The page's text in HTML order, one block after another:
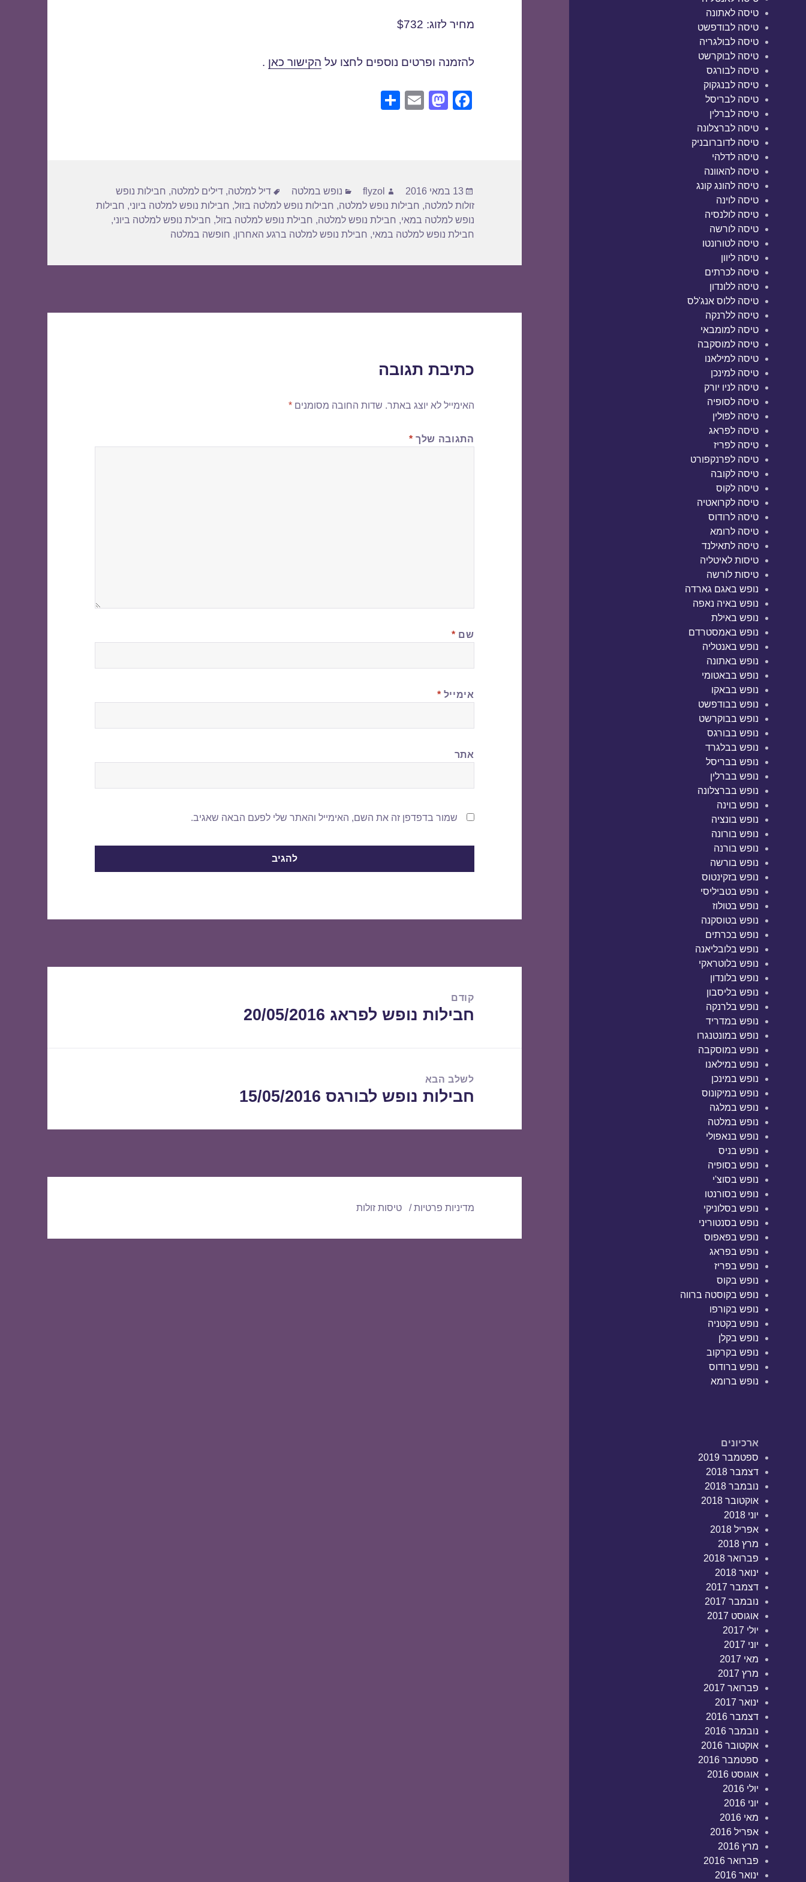
טיסה לאתונה
טיסה לבודפשט
טיסה לבולגריה
טיסה לבוקרשט
טיסה לבורגס
טיסה לבנגקוק
טיסה לבריסל
טיסה לברלין
טיסה לברצלונה
טיסה לדוברובניק
טיסה לדלהי
טיסה להאוונה
טיסה להונג קונג
טיסה לוינה
טיסה לולנסיה
טיסה לורשה
טיסה לטורונטו
טיסה ליוון
טיסה לכרתים
טיסה ללונדון
טיסה ללוס אנג'לס
טיסה ללרנקה
טיסה למומבאי
טיסה למוסקבה
טיסה למילאנו
טיסה למינכן
טיסה לניו יורק
טיסה לסופיה
טיסה לפולין
טיסה לפראג
טיסה לפריז
טיסה לפרנקפורט
טיסה לקובה
טיסה לקוס
טיסה לקרואטיה
טיסה לרודוס
טיסה לרומא
טיסה לתאילנד
טיסות לאיטליה
טיסות לורשה
נופש באגם גארדה
נופש באיה נאפה
נופש באילת
נופש באמסטרדם
נופש באנטליה
נופש באתונה
נופש בבאטומי
נופש בבאקו
נופש בבודפשט
נופש בבוקרשט
נופש בבורגס
נופש בבלגרד
נופש בבריסל
נופש בברלין
נופש בברצלונה
נופש בוינה
נופש בונציה
נופש בורונה
נופש בורנה
נופש בורשה
נופש בזקינטוס
נופש בטביליסי
נופש בטולוז
נופש בטוסקנה
נופש בכרתים
נופש בלובליאנה
נופש בלוטראקי
נופש בלונדון
נופש בליסבון
נופש בלרנקה
נופש במדריד
נופש במונטנגרו
נופש במוסקבה
נופש במילאנו
נופש במינכן
נופש במיקונוס
נופש במלגה
נופש במלטה
נופש בנאפולי
נופש בניס
נופש בסופיה
נופש בסוצ'י
נופש בסורנטו
נופש בסלוניקי
נופש בסנטוריני
נופש בפאפוס
נופש בפראג
נופש בפריז
נופש בקוס
נופש בקוסטה ברווה
נופש בקורפו
נופש בקטניה
נופש בקלן
נופש בקרקוב
נופש ברודוס
נופש ברומא
ארכיונים
ספטמבר 2019
דצמבר 2018
נובמבר 2018
אוקטובר 2018
יוני 2018
אפריל 2018
מרץ 2018
פברואר 2018
ינואר 2018
דצמבר 2017
נובמבר 2017
אוגוסט 2017
יולי 2017
יוני 2017
מאי 2017
מרץ 2017
פברואר 2017
ינואר 2017
דצמבר 2016
נובמבר 2016
אוקטובר 2016
ספטמבר 2016
אוגוסט 2016
יולי 2016
יוני 2016
מאי 2016
אפריל 2016
מרץ 2016
פברואר 2016
ינואר 2016
מחיר לזוג: $732
להזמנה ופרטים נוספים לחצו על הקישור כאן .
F
o
o
k
M
o
n
E
פורסם
בתאריך
13 במאי 2016 מחבר
flyzol קטגוריות
נופש במלטה תגיות
דיל למלטה,דילים למלטה, חבילות נופש
זולות למלטה, חבילות נופש למלטה, חבילות נופש למלטה בזול, חבילות נופש למלטה ביוני, חבילות
נופש למלטה במאי, חבילת נופש למלטה, חבילת נופש למלטה בזול, חבילת נופש למלטה ביוני,
חבילת נופש למלטה במאי, חבילת נופש למלטה ברגע האחרון, חופשה במלטה
כתיבת תגובה
האימייל לא יוצג באתר. שדות החובה מסומנים*
התגובה שלך *
שם *
אימייל *
אתר
שמור בדפדפן זה את השם, האימייל והאתר שלי לפעם הבאה שאגיב.
קודם
הפוסט
חבילות נופש לפראג 20/05/2016
לשלב הבא
הפוסט
חבילות נופש לבורגס 15/05/2016
מדיניות פרטיות טיסות זולות